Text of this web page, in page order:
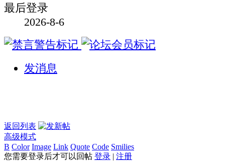
最后登录
2026-8-6
发消息
返回列表
高级模式
B Color Image Link Quote Code Smilies
您需要登录后才可以回帖 登录 | 注册